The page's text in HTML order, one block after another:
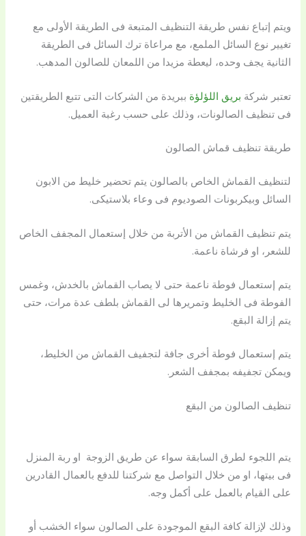
ويتم إتباع نفس طريقة التنظيف المتبعة فى الطريقة الأولى مع
تغيير نوع السائل الملمع، مع مراعاة ترك السائل فى الطريقة
الثانية يجف وحده، ليعطة مزيدا من اللمعان للصالون المدهب.
تعتبر شركة بريق اللؤلؤة ببريدة من الشركات التى تتبع الطريقتين
فى تنظيف الصالونات، وذلك على حسب رغبة العميل.
طريقة تنظيف قماش الصالون
لتنظيف القماش الخاص بالصالون يتم تحضير خليط من الابون
السائل وبيكربونات الصوديوم فى وعاء بلاستيكى.
يتم تنظيف القماش من الأتربة من خلال إستعمال المجفف الخاص
للشعر، او فرشاة ناعمة.
يتم إستعمال فوطة ناعمة حتى لا يصاب القماش بالخدش، وغمس
الفوطة فى الخليط وتمريرها لى القماش بلطف عدة مرات، حتى
يتم إزالة البقع.
يتم إستعمال فوطة أخرى جافة لتجفيف القماش من الخليط،
ويمكن تجفيفه بمجفف الشعر.
تنظيف الصالون من البقع
يتم اللجوء لطرق السابقة سواء عن طريق الزوجة او ربة المنزل
فى بيتها، او من خلال التواصل مع شركتنا للدفع بالعمال القادرين
على القيام بالعمل على أكمل وجه.
وذلك لإزالة كافة البقع الموجودة على الصالون سواء الخشب أو